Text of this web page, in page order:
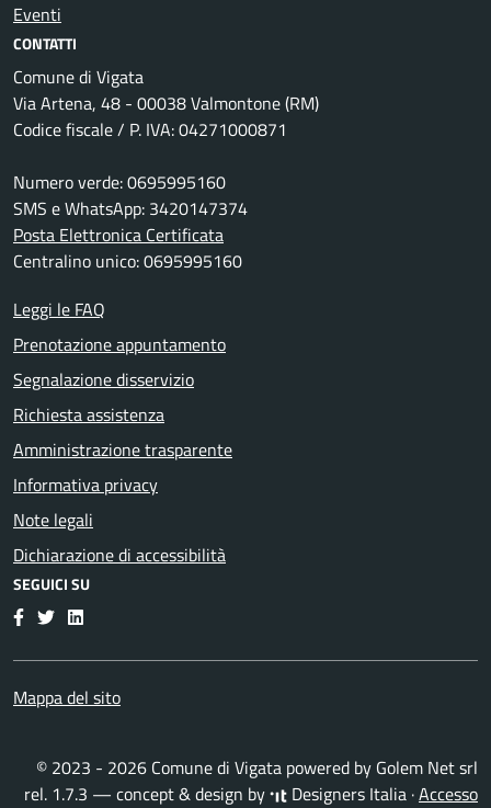
Eventi
CONTATTI
Comune di Vigata
Via Artena, 48 - 00038 Valmontone (RM)
Codice fiscale / P. IVA: 04271000871
Numero verde: 0695995160
SMS e WhatsApp: 3420147374
Posta Elettronica Certificata
Centralino unico: 0695995160
Leggi le FAQ
Prenotazione appuntamento
Segnalazione disservizio
Richiesta assistenza
Amministrazione trasparente
Informativa privacy
Note legali
Dichiarazione di accessibilità
SEGUICI SU
Facebook
TwitterLinkedIn
Mappa del sito
© 2023 - 2026 Comune di Vigata powered by Golem Net srl
rel. 1.7.3 — concept & design by
Designers Italia ·Accesso